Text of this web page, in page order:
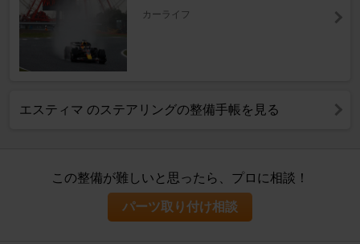
カーライフ
エスティマ のステアリングの整備手帳を見る
この整備が難しいと思ったら、プロに相談！
パーツ取り付け相談